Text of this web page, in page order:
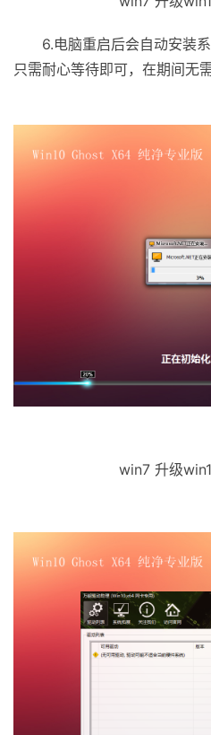
6.电脑重启后会自动安装系
只需耐心等待即可，在期间无
win7 升级